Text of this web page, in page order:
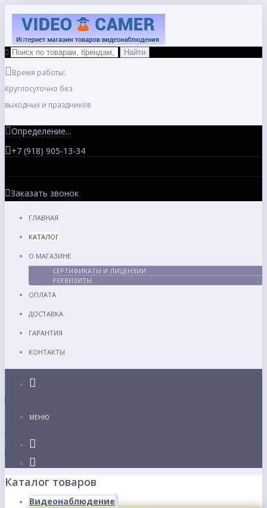
Время работы:
Круглосуточно без
выходных и праздников
Определение...
+7 (918) 905-13-34
Заказать звонок
ГЛАВНАЯ
КАТАЛОГ
О МАГАЗИНЕ
СЕРТИФИКАТЫ И ЛИЦЕНЗИИ
РЕКВИЗИТЫ
ОПЛАТА
ДОСТАВКА
ГАРАНТИЯ
КОНТАКТЫ
МЕНЮ
Каталог товаров
Видеонаблюдение